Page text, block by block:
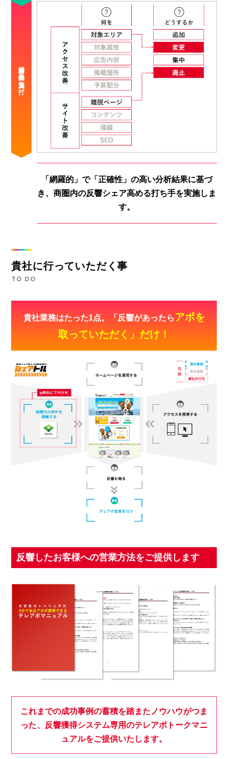
「網羅的」で「正確性」の高い分析結果に基づ
き、商圏内の反響シェア高める打ち手を実施しま
す。
貴社に行っていただく事
TO DO
貴社業務はたった1点。「反響があったら アポを
取っていただく」だけ！
反響したお客様への営業方法をご提供します
これまでの成功事例の蓄積を踏またノウハウがつま
った、
反響獲得システム専用のテレアポトークマニ
ュアルをご提供いたします。